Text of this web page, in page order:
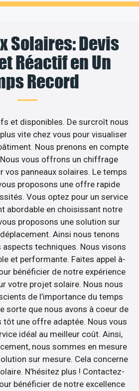
Solaires: Devis
Réactif en Un
Record
et disponibles. De surcroît nous
vite chez vous pour visualiser
Nous prenons en compte
vous offrons un chiffrage
vos panneaux solaires. Le temps
proposons une offre rapide
Vous optez pour un service
abordable en choisissant notre
proposons une solution sur
Ainsi nous tenons
techniques. Nous visons
et performante. Faites appel à-
bénéficier de notre expérience
votre projet solaire. Nous nous
de l’importance du temps
sorte que nous avons à coeur de
tôt une offre adaptée. Nous vous
idéal au meilleur coût. Ainsi,
nous sommes en mesure
sur mesure. Cela concerne
N’hésitez plus ! Contactez-
bénéficier de notre excellence